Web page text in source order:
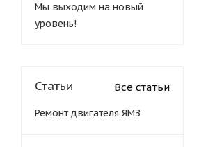
Мы выходим на новый
уровень!
Статьи Все статьи
Ремонт двигателя ЯМЗ